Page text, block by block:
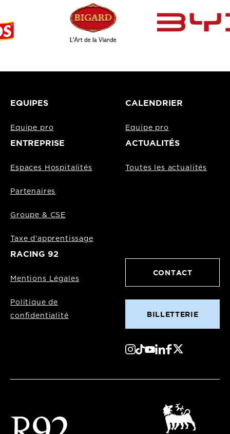
EQUIPES
Equipe pro
CALENDRIER
Equipe pro
ENTREPRISE
Espaces Hospitalités
Partenaires
Groupe & CSE
Taxe d'apprentissage
ACTUALITÉS
Toutes les actualités
RACING 92
Mentions Légales
Politique de
confidentialité
CONTACT
BILLETTERIE